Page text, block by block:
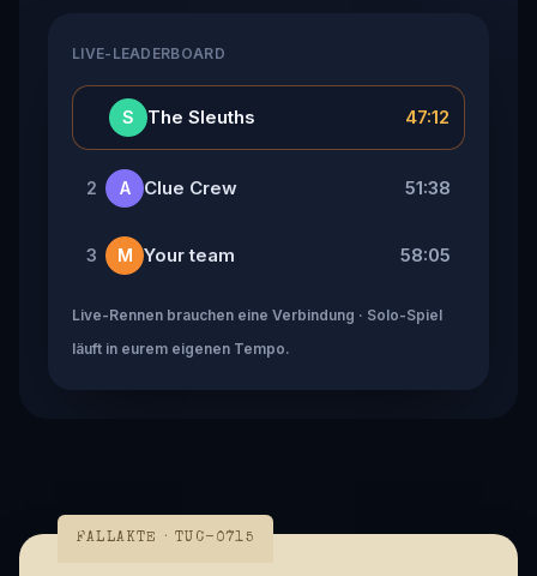
LIVE-LEADERBOARD
S The Sleuths 47:12
2 A Clue Crew 51:38
3 M Your team 58:05
Live-Rennen brauchen eine Verbindung · Solo-Spiel
läuft in eurem eigenen Tempo.
FALLAKTE · TUC-0715